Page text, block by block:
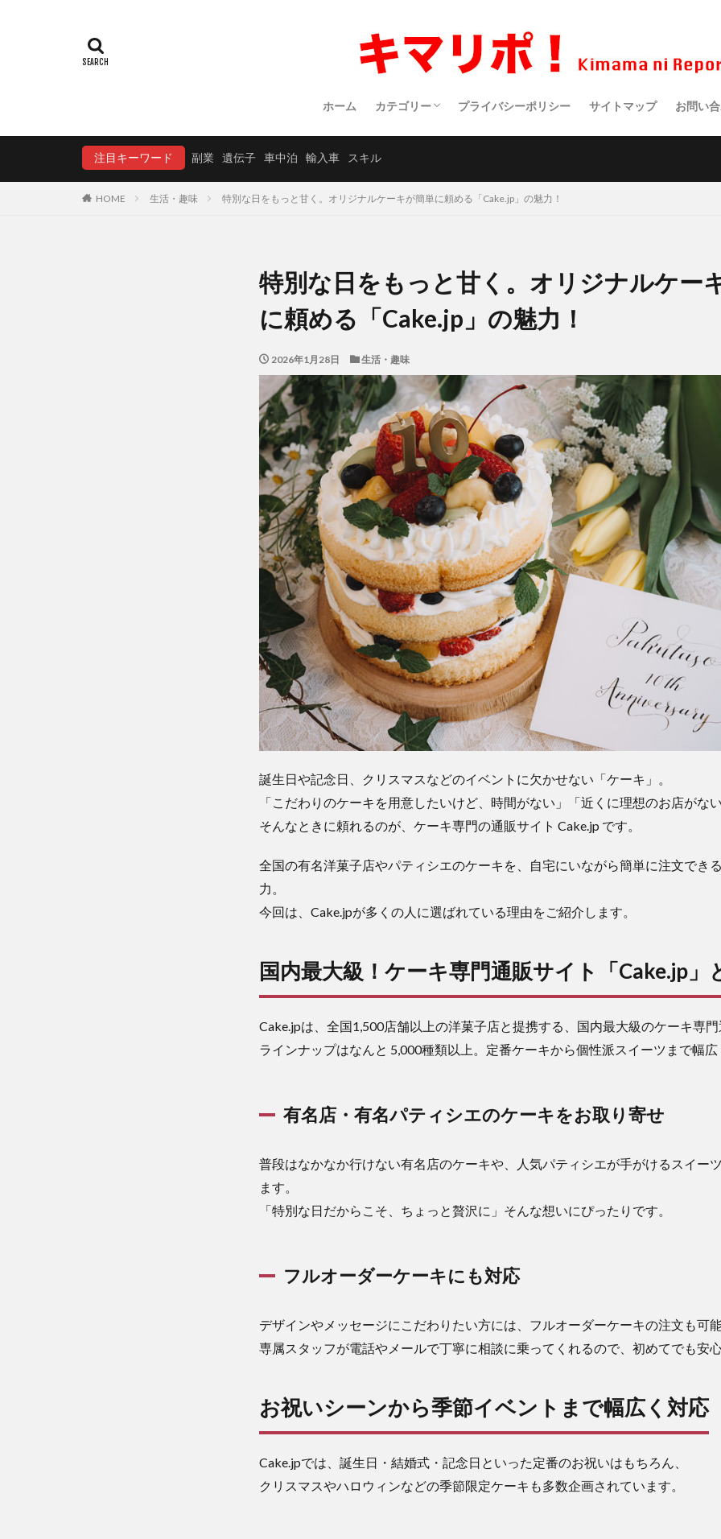
ホーム カテゴリー
生活・趣味
健康
食事
アウトドア
仕事・副業
サイエンス
スポーツ
クルマ・バイク
映画・ドラマ・アニメ
医療
ポエム
プライバシーポリシー サイトマップ お問い
注目キーワード 副業 遺伝子 車中泊 輸入車 スキル
HOME 生活・趣味 特別な日をもっと甘く。オリジナルケーキが簡単に頼める「Cake.jp」の魅力！
特別な日をもっと甘く。オリジナルケー
に頼める「Cake.jp」の魅力！
2026年1月28日 生活・趣味
誕生日や記念日、クリスマスなどのイベントに欠かせない「ケーキ」。
「こだわりのケーキを用意したいけど、時間がない」「近くに理想のお店がな
そんなときに頼れるのが、ケーキ専門の通販サイト Cake.jp です。
全国の有名洋菓子店やパティシエのケーキを、自宅にいながら簡単に注文でき
力。
今回は、Cake.jpが多くの人に選ばれている理由をご紹介します。
国内最大級！ケーキ専門通販サイト「Cake.jp」
Cake.jpは、全国1,500店舗以上の洋菓子店と提携する、国内最大級のケーキ専
ラインナップはなんと 5,000種類以上。定番ケーキから個性派スイーツまで幅
有名店・有名パティシエのケーキをお取り寄せ
普段はなかなか行けない有名店のケーキや、人気パティシエが手がけるスイー
ます。
「特別な日だからこそ、ちょっと贅沢に」そんな想いにぴったりです。
フルオーダーケーキにも対応
デザインやメッセージにこだわりたい方には、フルオーダーケーキの注文も可
専属スタッフが電話やメールで丁寧に相談に乗ってくれるので、初めてでも安
お祝いシーンから季節イベントまで幅広く対応
Cake.jpでは、誕生日・結婚式・記念日といった定番のお祝いはもちろん、
クリスマスやハロウィンなどの季節限定ケーキも多数企画されています。